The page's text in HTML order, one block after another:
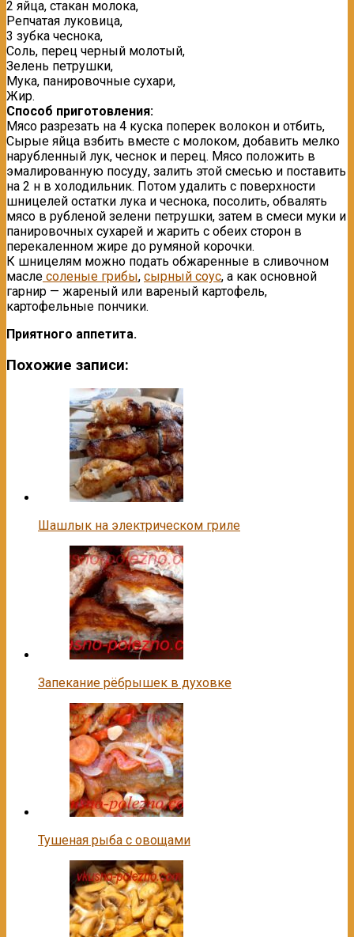
2 яйца, стакан молока,
Репчатая луковица,
3 зубка чеснока,
Соль, перец черный молотый,
Зелень петрушки,
Мука, панировочные сухари,
Жир.
Способ приготовления:
Мясо разрезать на 4 куска поперек волокон и отбить,
Сырые яйца взбить вместе с молоком, добавить мелко
нарубленный лук, чеснок и перец. Мясо положить в
эмалированную посуду, залить этой смесью и поставить
на 2 н в холодильник. Потом удалить с поверхности
шницелей остатки лука и чеснока, посолить, обвалять
мясо в рубленой зелени петрушки, затем в смеси муки и
панировочных сухарей и жарить с обеих сторон в
перекаленном жире до румяной корочки.
К шницелям можно подать обжаренные в сливочном
масле соленые грибы, сырный соус, а как основной
гарнир — жареный или вареный картофель,
картофельные пончики.
Приятного аппетита.
Похожие записи:
Шашлык на электрическом гриле
Запекание рёбрышек в духовке
Тушеная рыба с овощами